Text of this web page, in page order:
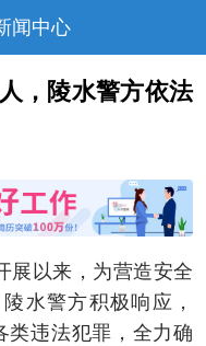
闻中心
，陵水警方依法
以来，为营造安全
水警方积极响应，
类违法犯罪，全力确